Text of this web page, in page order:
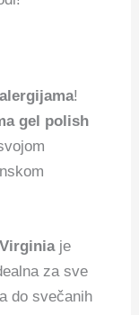
!
gel polish
je
za sve
do svečanih